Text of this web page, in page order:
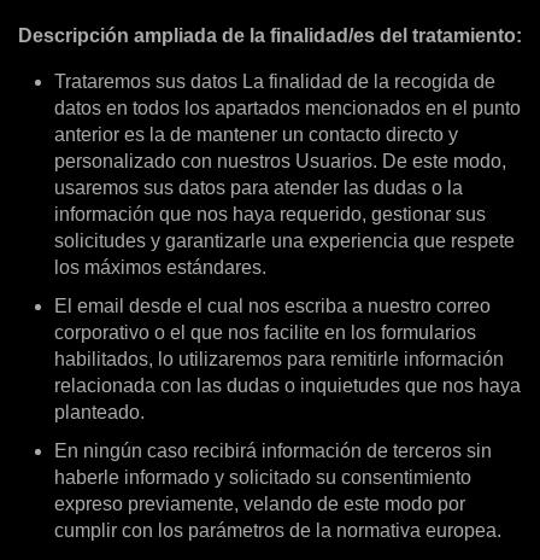
Descripción ampliada de la finalidad/es del tratamiento:
Trataremos sus datos La finalidad de la recogida de
datos en todos los apartados mencionados en el punto
anterior es la de mantener un contacto directo y
personalizado con nuestros Usuarios. De este modo,
usaremos sus datos para atender las dudas o la
información que nos haya requerido, gestionar sus
solicitudes y garantizarle una experiencia que respete
los máximos estándares.
El email desde el cual nos escriba a nuestro correo
corporativo o el que nos facilite en los formularios
habilitados, lo utilizaremos para remitirle información
relacionada con las dudas o inquietudes que nos haya
planteado.
En ningún caso recibirá información de terceros sin
haberle informado y solicitado su consentimiento
expreso previamente, velando de este modo por
cumplir con los parámetros de la normativa europea.